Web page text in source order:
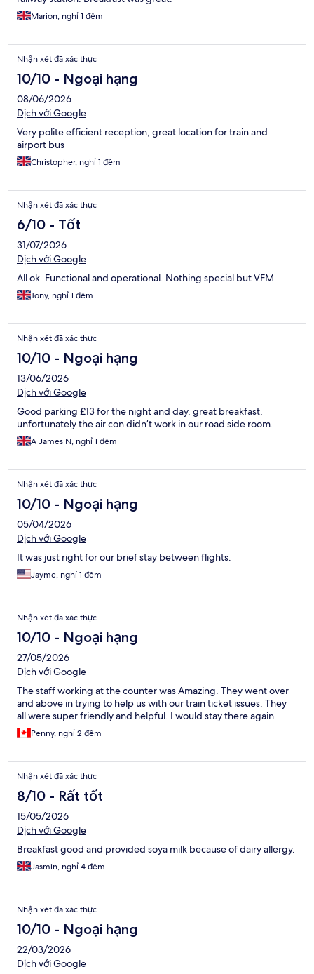
Marion, nghỉ 1 đêm
Nhận xét đã xác thực
10/10 - Ngoại hạng
08/06/2026
Dịch với Google
Very polite efficient reception, great location for train and
airport bus
Christopher, nghỉ 1 đêm
Nhận xét đã xác thực
6/10 - Tốt
31/07/2026
Dịch với Google
All ok. Functional and operational. Nothing special but VFM
Tony, nghỉ 1 đêm
Nhận xét đã xác thực
10/10 - Ngoại hạng
13/06/2026
Dịch với Google
Good parking £13 for the night and day, great breakfast,
unfortunately the air con didn’t work in our road side room.
A James N, nghỉ 1 đêm
Nhận xét đã xác thực
10/10 - Ngoại hạng
05/04/2026
Dịch với Google
It was just right for our brief stay between flights.
Jayme, nghỉ 1 đêm
Nhận xét đã xác thực
10/10 - Ngoại hạng
27/05/2026
Dịch với Google
The staff working at the counter was Amazing. They went over
and above in trying to help us with our train ticket issues. They
all were super friendly and helpful. I would stay there again.
Penny, nghỉ 2 đêm
Nhận xét đã xác thực
8/10 - Rất tốt
15/05/2026
Dịch với Google
Breakfast good and provided soya milk because of dairy allergy.
Jasmin, nghỉ 4 đêm
Nhận xét đã xác thực
10/10 - Ngoại hạng
22/03/2026
Dịch với Google